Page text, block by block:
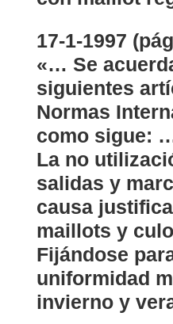
17-1-1997
«… Se
siguientes
Normas
como sigue:
La no
salidas y
causa
maillots y
Fijándose
uniformidad
invierno y